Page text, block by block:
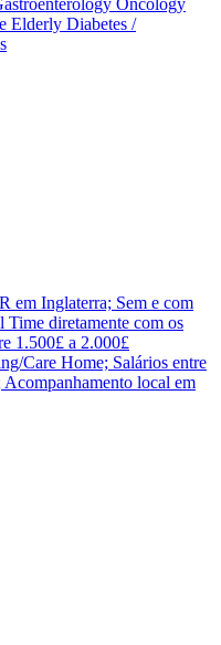
Elderly Diabetes /
em Inglaterra; Sem e com
diretamente com os
1.500£ a 2.000£
Care Home; Salários entre
local em